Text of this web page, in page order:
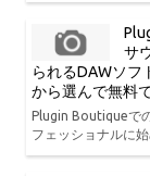
サ
られるDAWソフ
から選んで無料
Plugin Boutiqueで
フェッショナルに